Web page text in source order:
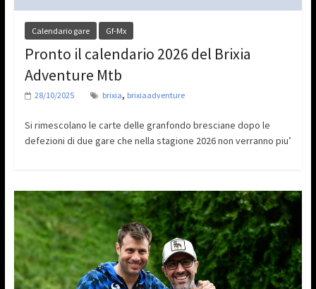
Calendario gare Gf-Mx
Pronto il calendario 2026 del Brixia
Adventure Mtb
28/10/2025 brixia, brixiaadventure
Si rimescolano le carte delle granfondo bresciane dopo le
defezioni di due gare che nella stagione 2026 non verranno piu’